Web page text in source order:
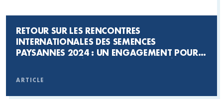
RETOUR SUR LES RENCONTRES
INTERNATIONALES DES SEMENCES
PAYSANNES 2024 : UN ENGAGEMENT POUR
ARTICLE